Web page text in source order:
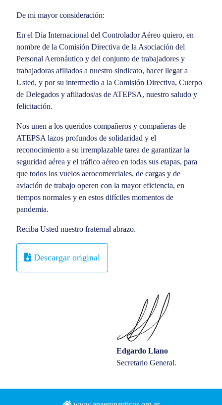
De mi mayor consideración:
En el Día Internacional del Controlador Aéreo quiero, en
nombre de la Comisión Directiva de la Asociación del
Personal Aeronáutico y del conjunto de trabajadores y
trabajadoras afiliados a nuestro sindicato, hacer llegar a
Usted, y por su intermedio a la Comisión Directiva, Cuerpo
de Delegados y afiliados/as de ATEPSA, nuestro saludo y
felicitación.
Nos unen a los queridos compañeros y compañeras de
ATEPSA lazos profundos de solidaridad y el
reconocimiento a su irremplazable tarea de garantizar la
seguridad aérea y el tráfico aéreo en todas sus etapas, para
que todos los vuelos aerocomerciales, de cargas y de
aviación de trabajo operen con la mayor eficiencia, en
tiempos normales y en estos difíciles momentos de
pandemia.
Reciba Usted nuestro fraternal abrazo.
Descargar original
Edgardo Llano
Secretario General.